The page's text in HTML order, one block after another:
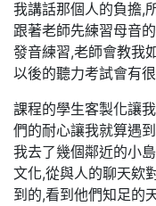
我講話那個人的負擔,
跟著老師先練習母音
發音練習,老師會教我
以後的聽力考試會有
課程的學生客製化讓
們的耐心讓我就算遇
我去了幾個鄰近的小
文化,從與人的聊天欸
到的,看到他們知足的